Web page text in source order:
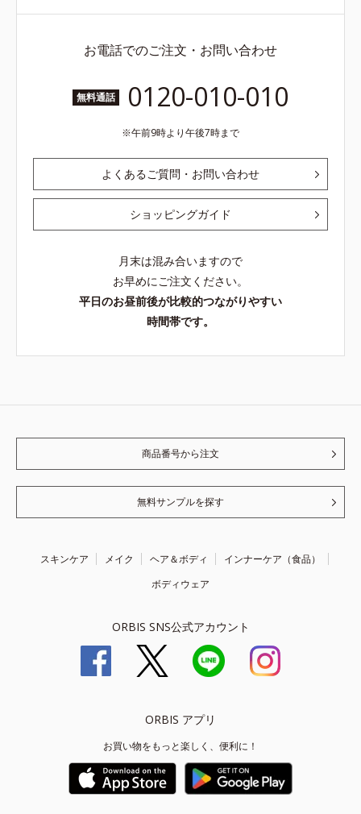
お電話でのご注文・お問い合わせ
無料通話 0120-010-010
午前9時より午後7時まで
よくあるご質問・お問い合わせ
ショッピングガイド
月末は混み合いますので
お早めにご注文ください。
平日のお昼前後が比較的つながりやすい
時間帯です。
商品番号から注文
無料サンプルを探す
スキンケア メイク ヘア＆ボディ
インナーケア（食品）
ボディウェア
ORBIS SNS公式アカウント
ORBIS アプリ
お買い物をもっと楽しく、便利に！